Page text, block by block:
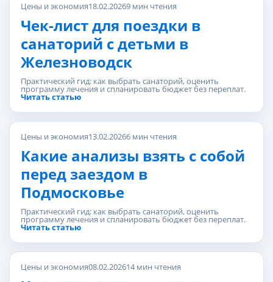
Цены и экономия18.02.20269 мин чтения
Чек-лист для поездки в
санаторий с детьми в
Железноводск
Практический гид: как выбрать санаторий, оценить
программу лечения и спланировать бюджет без переплат.
Читать статью
Цены и экономия13.02.20266 мин чтения
Какие анализы взять с собой
перед заездом в
Подмосковье
Практический гид: как выбрать санаторий, оценить
программу лечения и спланировать бюджет без переплат.
Читать статью
Цены и экономия08.02.202614 мин чтения